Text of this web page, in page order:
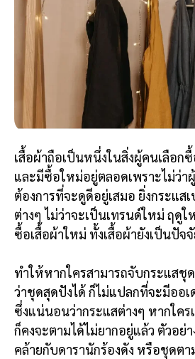
เสื้อผ้าถือเป็นหนึ่งในสิ่งผู้คนเลือก
และมีซื้อใหม่อยู่ตลอดเพราะไม่ว่
ต้องการที่จะดูดีอยู่เสมอ ยิ่งกระแ
ต่างๆ ไม่ว่าจะเป็นเทรนด์ใหม่ ฤดู
ซื้อเสื้อผ้าใหม่ ทั้งเสื้อผ้ายังเป็นปัจ
ทำให้หากใครสามารถจับกระแสชุ
ว่าชุดสุดปังได้ ก็ไม่แปลกที่จะมีออ
ซึ่งแน่นอนว่ากระแสต่างๆ หากใคร
ก็คงจะตามได้ไม่ยากอยู่แล้ว ตัวอย่า
คล้ายกับดารานักร้องดัง หรือชุดตา